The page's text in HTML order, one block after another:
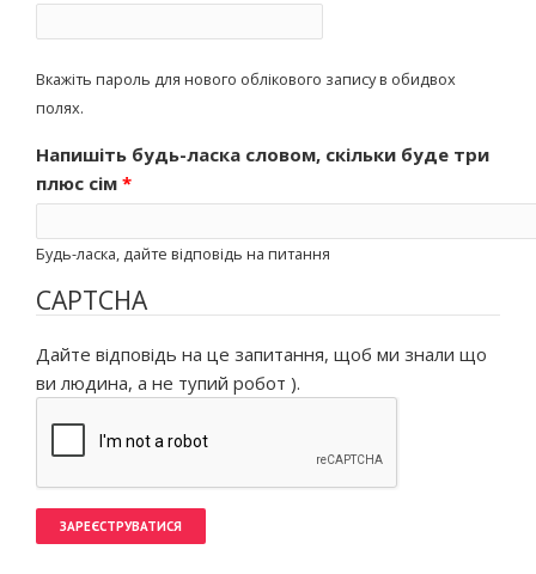
Вкажіть пароль для нового облікового запису в обидвох
полях.
Напишіть будь-ласка словом, скільки буде три
плюс сім *
Будь-ласка, дайте відповідь на питання
CAPTCHA
Дайте відповідь на це запитання, щоб ми знали що
ви людина, а не тупий робот ).